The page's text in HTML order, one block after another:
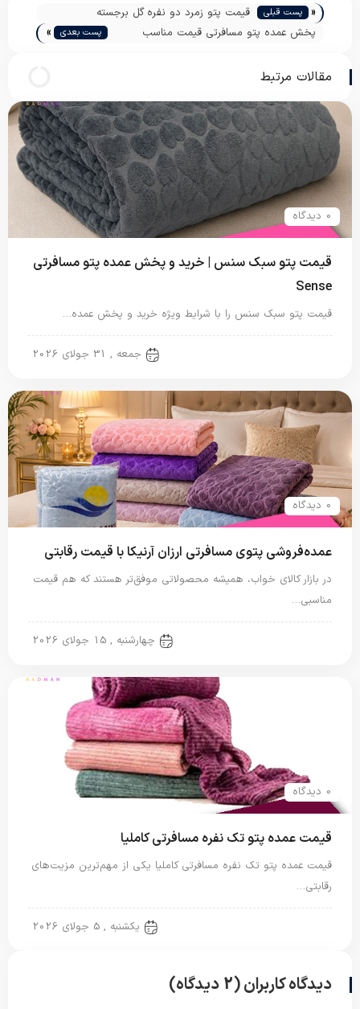
« پست قبلی
قیمت پتو زمرد دو نفره گل برجسته
پخش عمده پتو مسافرتی قیمت مناسب
پست بعدی »
مقالات مرتبط
0 دیدگاه
قیمت پتو سبک سنس | خرید و پخش عمده پتو مسافرتی
Sense
قیمت پتو سبک سنس را با شرایط ویژه خرید و پخش عمده…
جمعه , 31 جولای 2026
0 دیدگاه
عمده‌فروشی پتوی مسافرتی ارزان آرنیکا با قیمت رقابتی
در بازار کالای خواب، همیشه محصولاتی موفق‌تر هستند که هم قیمت
مناسبی…
چهارشنبه , 15 جولای 2026
0 دیدگاه
قیمت عمده پتو تک نفره مسافرتی کاملیا
قیمت عمده پتو تک نفره مسافرتی کاملیا یکی از مهم‌ترین مزیت‌های
رقابتی…
یکشنبه , 5 جولای 2026
دیدگاه کاربران (2 دیدگاه)